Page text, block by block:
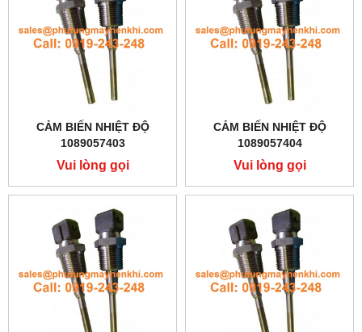
CẢM BIẾN NHIỆT ĐỘ
1089057403
Vui lòng gọi
CẢM BIẾN NHIỆT ĐỘ
1089057404
Vui lòng gọi